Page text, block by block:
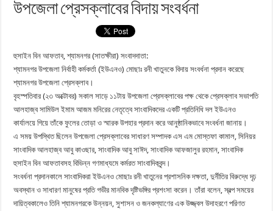
উপজেলা প্রেসক্লাবের বিদায় সংবর্ধনা
হুসাইন বিন আফতাব, শ্যামনগর (সাতক্ষীরা) সংবাদদাতা:
শ্যামনগর উপজেলা নির্বাহী কর্মকর্তা (ইউএনও) মোছাঃ রনী খাতুনকে বিদায় সংবর্ধনা প্রদান করেছে
শ্যামনগর উপজেলা প্রেসক্লাব।
বৃহস্পতিবার (২৩ অক্টোবর) সকাল সাড়ে ১১টায় উপজেলা প্রেসক্লাবের পক্ষ থেকে প্রেসক্লাব সভাপতি
আলহাজ্ব সামিউল ইমাম আজম মনিরের নেতৃত্বে সাংবাদিকদের একটি প্রতিনিধি দল ইউএনও
কার্যালয়ে গিয়ে তাঁকে ফুলের তোড়া ও স্মারক উপহার প্রদান করে আনুষ্ঠানিকভাবে সংবর্ধনা জানায়।
এ সময় উপস্থিত ছিলেন উপজেলা প্রেসক্লাবের সাধারণ সম্পাদক এস এম মোস্তফা কামাল, সিনিয়র
সাংবাদিক আলহাজ্ব আবু কাওছার, সাংবাদিক আবু সাঈদ, সাংবাদিক আফজালুর রহমান, সাংবাদিক
হুসাইন বিন আফতাবসহ বিভিন্ন গণমাধ্যমে কর্মরত সাংবাদিকবৃন্দ।
সংবর্ধনা প্রদানকালে সাংবাদিকরা ইউএনও মোছাঃ রনী খাতুনের প্রশাসনিক দক্ষতা, দুর্নীতির বিরুদ্ধে দৃঢ়
অবস্থান ও সাধারণ মানুষের প্রতি গভীর মানবিক দৃষ্টিভঙ্গির প্রশংসা করেন। তাঁরা বলেন, স্বল্প সময়ের
দায়িত্বকালেও তিনি শ্যামনগরকে উন্নয়ন, সুশাসন ও জনকল্যাণের এক উজ্জ্বল উদাহরণে পরিণত